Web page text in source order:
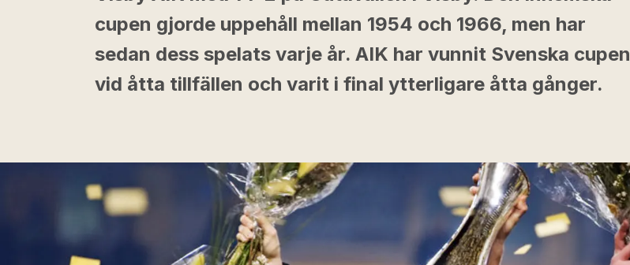
cupen gjorde uppehåll mellan 1954 och 1966, men har
sedan dess spelats varje år. AIK har vunnit Svenska cupen
vid åtta tillfällen och varit i final ytterligare åtta gånger.